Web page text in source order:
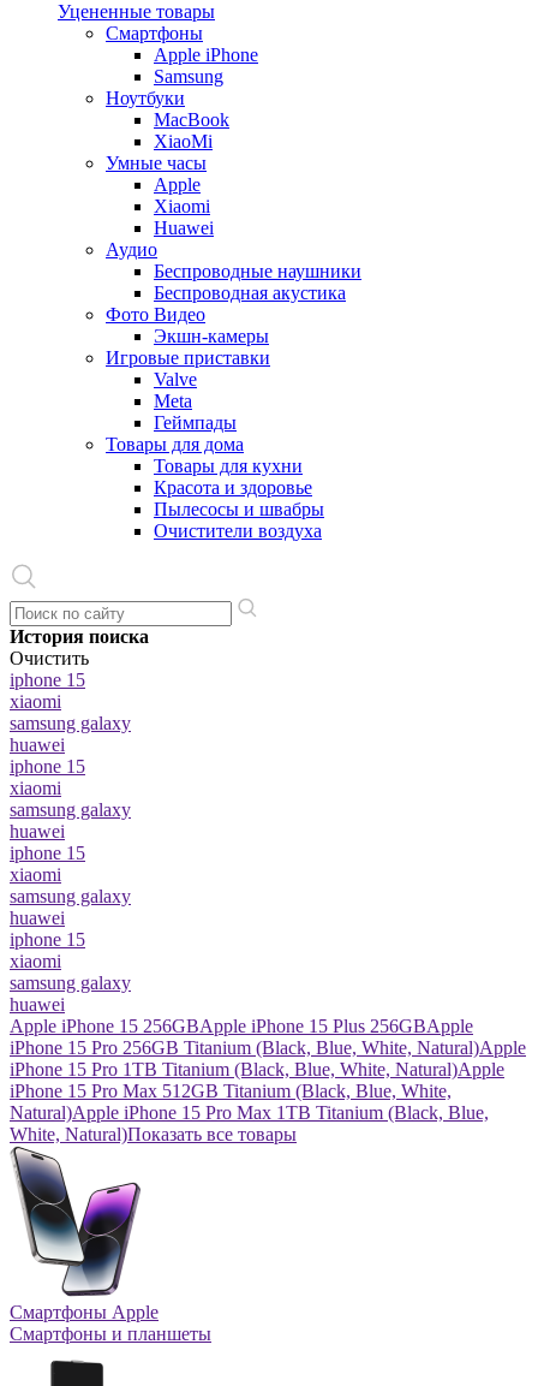
Уцененные товары
Cмартфоны
Apple iPhone
Samsung
Ноутбуки
MacBook
XiaoMi
Умные часы
Apple
Xiaomi
Huawei
Аудио
Беспроводные наушники
Беспроводная акустика
Фото Видео
Экшн-камеры
Игровые приставки
Valve
Meta
Геймпады
Товары для дома
Товары для кухни
Красота и здоровье
Пылесосы и швабры
Очистители воздуха
История поиска
Очистить
iphone 15
xiaomi
samsung galaxy
huawei
iphone 15
xiaomi
samsung galaxy
huawei
iphone 15
xiaomi
samsung galaxy
huawei
iphone 15
xiaomi
samsung galaxy
huawei
Apple iPhone 15 256GBApple iPhone 15 Plus 256GBApple
iPhone 15 Pro 256GB Titanium (Black, Blue, White, Natural)Apple
iPhone 15 Pro 1TB Titanium (Black, Blue, White, Natural)Apple
iPhone 15 Pro Max 512GB Titanium (Black, Blue, White,
Natural)Apple iPhone 15 Pro Max 1TB Titanium (Black, Blue,
White, Natural)Показать все товары
Смартфоны Apple
Смартфоны и планшеты